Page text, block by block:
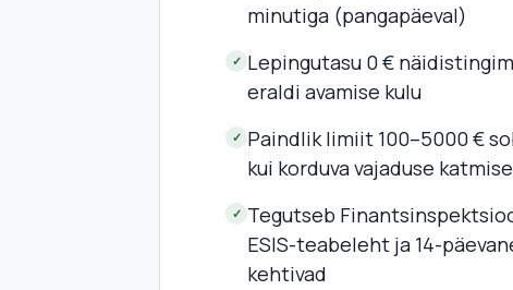
minutiga (pangapäeval)
✓ Lepingutasu 0 €
eraldi avamise kulu
✓ Paindlik limiit 100–5000 €
kui korduva vajaduse
✓ Tegutseb
ESIS-teabeleht ja 14-
kehtivad